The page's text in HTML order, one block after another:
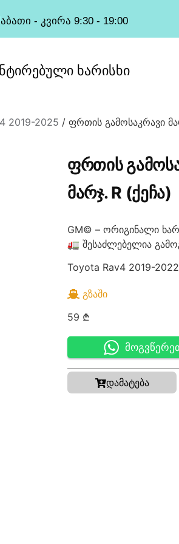
- კვირა 9:30 - 19:00
ხარისხი
2019-2025 / ფრთის გამოსაკრავი
ᲤᲠᲗᲘᲡ
ᲛᲐᲠᲯ. R (ᲥᲔᲩᲐ)
GM© – ორიგინალი
🚛 შესაძლებელია
Toyota Rav4 2019-2022
ᲒᲖᲐᲨᲘ
59 ₾
დამატება